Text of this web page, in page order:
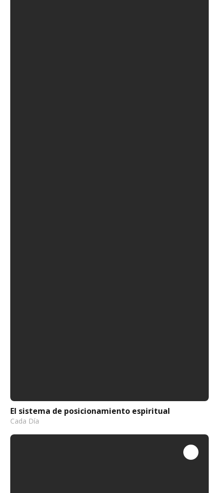
El sistema de posicionamiento espiritual
Cada Día